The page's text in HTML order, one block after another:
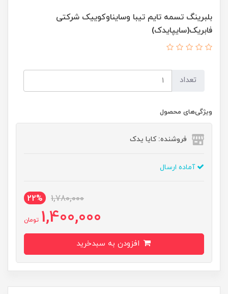
بلبرینگ تسمه تایم تیبا وسایناوکوییک شرکتی
فابریک(سایپایدک)
تعداد
ویژگی‌های محصول
فروشنده: کایا یدک
آماده ارسال
1,780,000
22%
1,400,000 تومان